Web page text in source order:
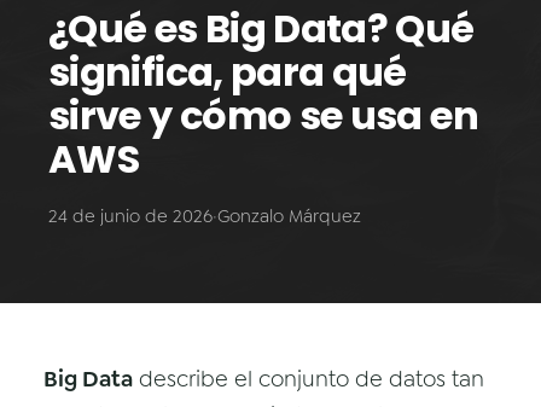
APPS
Escritorios Virtuales
Monday.com Solutions
IoT
¿Qué es Big Data? Qué
significa, para qué
sirve y cómo se usa en
AWS
24 de junio de 2026·Gonzalo Márquez
Big Data describe el conjunto de datos tan